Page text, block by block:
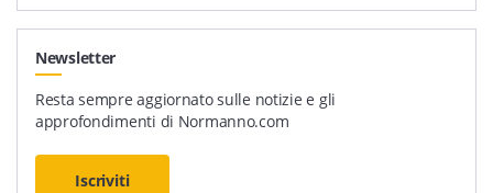
Newsletter
Resta sempre aggiornato sulle notizie e gli
approfondimenti di Normanno.com
Iscriviti